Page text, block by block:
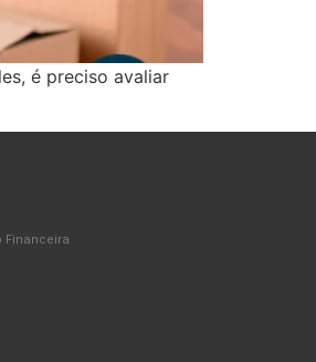
é preciso avaliar
Financeira